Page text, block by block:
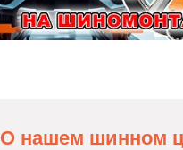
О нашем шинном